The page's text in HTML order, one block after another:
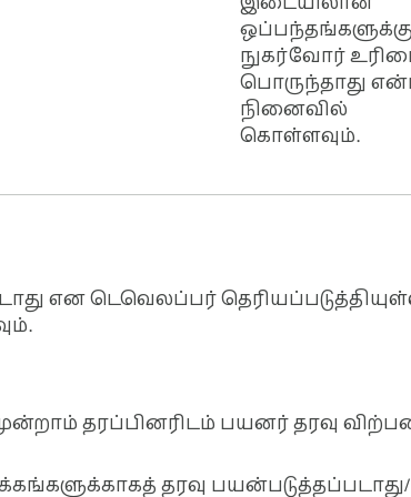
ஒப்பந்தங்களுக்கு
நுகர்வோர்
பொருந்தாது
நினைவில்
கொள்ளவும்.
என டெவெலப்பர்
தரப்பினரிடம் பயனர் தரவு
தரவு பயன்படுத்தப்படாது/